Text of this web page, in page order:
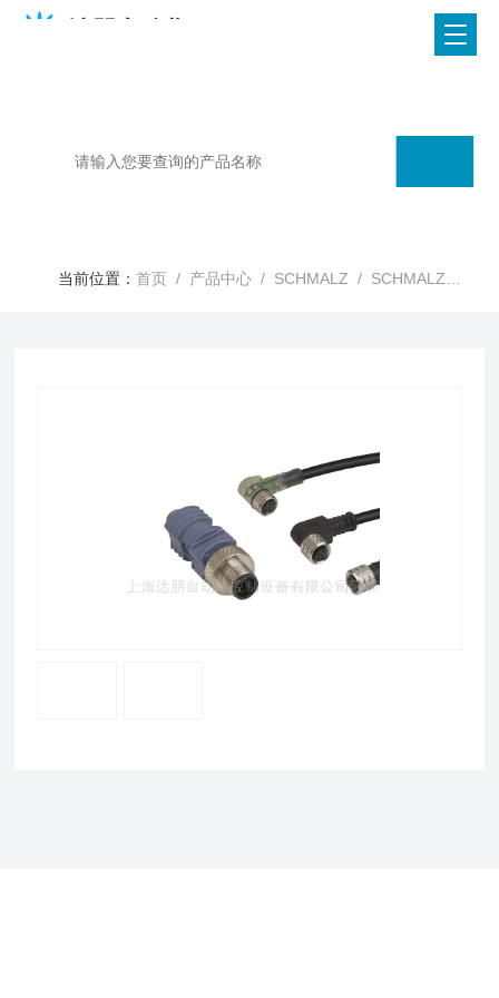
当前位置：首页 / 产品中心 / SCHMALZ / SCHMALZ真空阀